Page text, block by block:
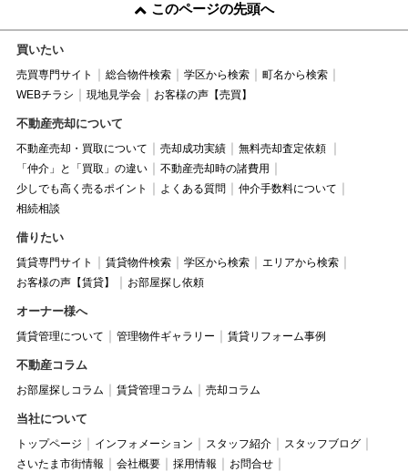
このページの先頭へ
買いたい
売買専門サイト 総合物件検索 学区から検索
町名から検索
WEBチラシ
現地見学会 お客様の声【売買】
不動産売却について
不動産売却・買取について 売却成功実績
無料売却査定依頼
「仲介」と「買取」の違い
不動産売却時の諸費用
少しでも高く売るポイント
よくある質問
仲介手数料について
相続相談
借りたい
賃貸専門サイト 賃貸物件検索 学区から検索
エリアから検索
お客様の声【賃貸】
お部屋探し依頼
オーナー様へ
賃貸管理について 管理物件ギャラリー 賃貸リフォーム事例
不動産コラム
お部屋探しコラム 賃貸管理コラム 売却コラム
当社について
トップページ インフォメーション スタッフ紹介
スタッフブログ
さいたま市街情報
会社概要 採用情報
お問合せ